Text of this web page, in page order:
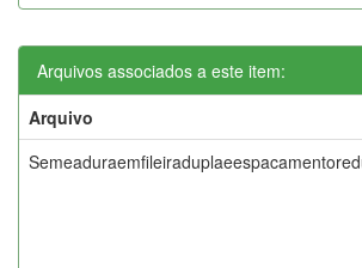
Arquivos associados a este item:
Arquivo